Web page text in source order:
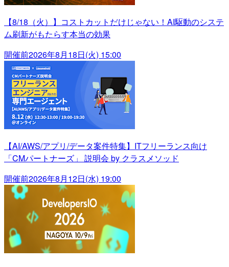
【8/18（火）】コストカットだけじゃない！AI駆動のシステ
ム刷新がもたらす本当の効果
開催前2026年8月18日(火) 15:00
【AI/AWS/アプリ/データ案件特集】ITフリーランス向け
「CMパートナーズ」 説明会 by クラスメソッド
開催前2026年8月12日(水) 19:00